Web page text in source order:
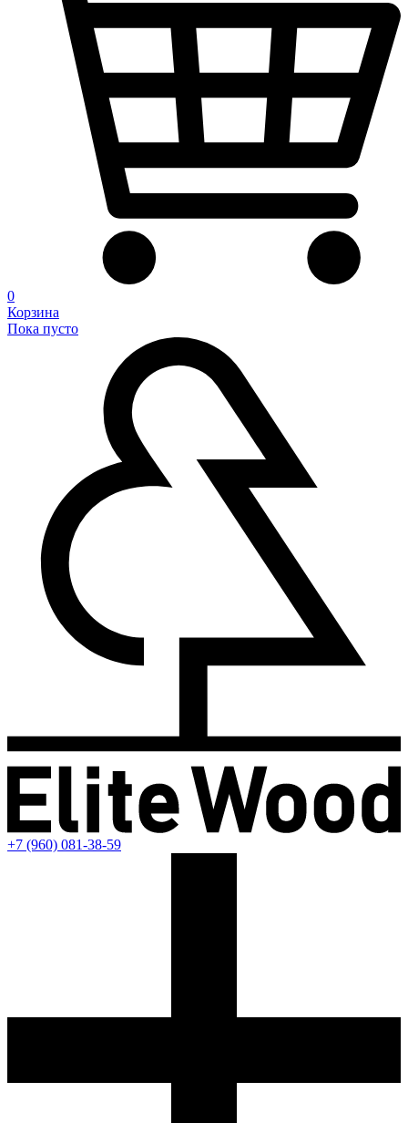
0
Корзина
Пока пусто
+7 (960) 081-38-59